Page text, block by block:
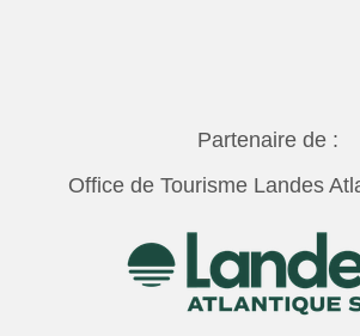
Partenaire de :
Office de Tourisme Landes